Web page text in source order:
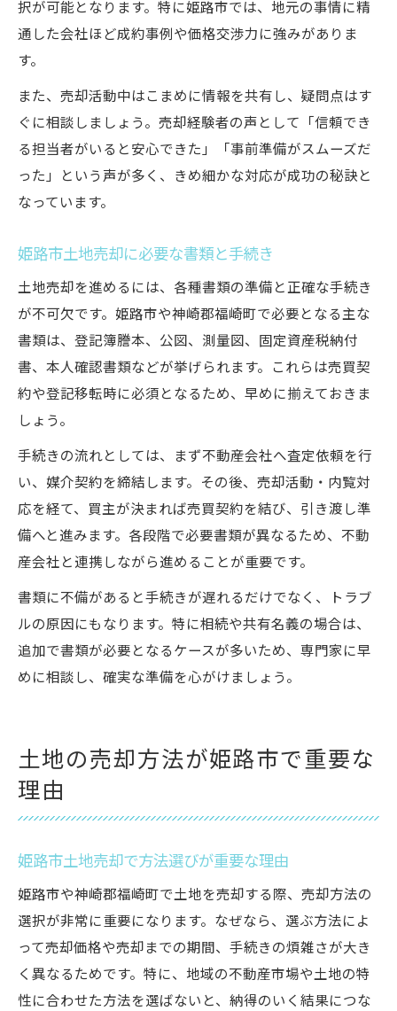
択が可能となります。特に姫路市では、地元の事情に精
通した会社ほど成約事例や価格交渉力に強みがありま
す。
また、売却活動中はこまめに情報を共有し、疑問点はす
ぐに相談しましょう。売却経験者の声として「信頼でき
る担当者がいると安心できた」「事前準備がスムーズだ
った」という声が多く、きめ細かな対応が成功の秘訣と
なっています。
姫路市土地売却に必要な書類と手続き
土地売却を進めるには、各種書類の準備と正確な手続き
が不可欠です。姫路市や神崎郡福崎町で必要となる主な
書類は、登記簿謄本、公図、測量図、固定資産税納付
書、本人確認書類などが挙げられます。これらは売買契
約や登記移転時に必須となるため、早めに揃えておきま
しょう。
手続きの流れとしては、まず不動産会社へ査定依頼を行
い、媒介契約を締結します。その後、売却活動・内覧対
応を経て、買主が決まれば売買契約を結び、引き渡し準
備へと進みます。各段階で必要書類が異なるため、不動
産会社と連携しながら進めることが重要です。
書類に不備があると手続きが遅れるだけでなく、トラブ
ルの原因にもなります。特に相続や共有名義の場合は、
追加で書類が必要となるケースが多いため、専門家に早
めに相談し、確実な準備を心がけましょう。
土地の売却方法が姫路市で重要な
理由
姫路市土地売却で方法選びが重要な理由
姫路市や神崎郡福崎町で土地を売却する際、売却方法の
選択が非常に重要になります。なぜなら、選ぶ方法によ
って売却価格や売却までの期間、手続きの煩雑さが大き
く異なるためです。特に、地域の不動産市場や土地の特
性に合わせた方法を選ばないと、納得のいく結果につな